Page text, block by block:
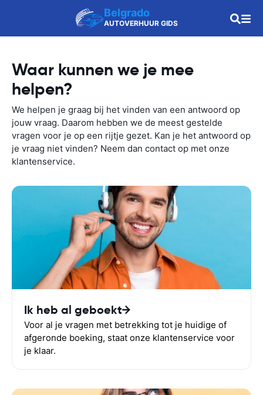
Belgrado
AUTOVERHUUR GIDS
Waar kunnen we je mee
helpen?
We helpen je graag bij het vinden van een antwoord op
jouw vraag. Daarom hebben we de meest gestelde
vragen voor je op een rijtje gezet. Kan je het antwoord op
je vraag niet vinden? Neem dan contact op met onze
klantenservice.
Ik heb al geboekt
Voor al je vragen met betrekking tot je huidige of
afgeronde boeking, staat onze klantenservice voor
je klaar.